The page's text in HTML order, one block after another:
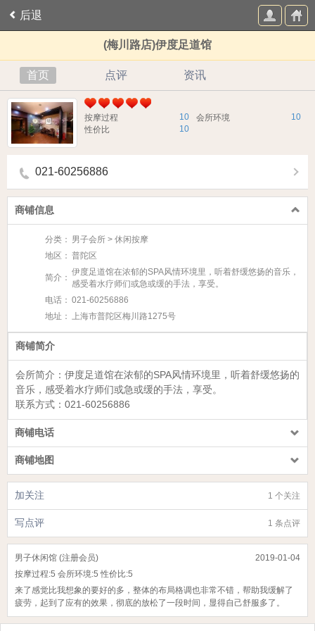
后退
(梅川路店)伊度足道馆
首页 点评 资讯
10
按摩过程 10
会所环境
10
性价比
021-60256886
商铺信息
分类： 男子会所 > 休闲按摩
地区： 普陀区
简介：
伊度足道馆在浓郁的SPA风情环境里，听着舒缓悠扬的音乐，
感受着水疗师们或急或缓的手法，享受。
电话： 021-60256886
地址： 上海市普陀区梅川路1275号
商铺简介
会所简介： 伊度足道馆在浓郁的SPA风情环境里，听着舒缓悠扬的
音乐，感受着水疗师们或急或缓的手法，享受。
联系方式： 021-60256886
商铺电话
商铺地图
1 个关注
加关注
1 条点评
写点评
2019-01-04
男子休闲馆 (注册会员)
按摩过程:5 会所环境:5 性价比:5
来了感觉比我想象的要好的多，整体的布局格调也非常不错，帮助我缓解了
疲劳，起到了应有的效果，彻底的放松了一段时间，显得自己舒服多了。